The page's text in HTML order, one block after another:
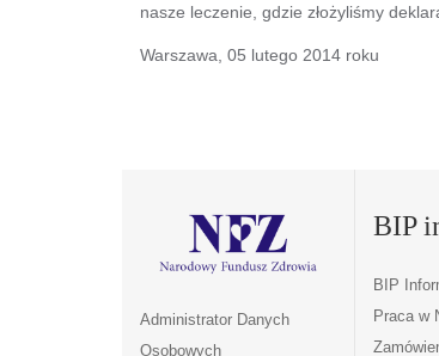
nasze leczenie, gdzie złożyliśmy
Warszawa, 05 lutego 2014 roku
Administrator Danych
Osobowych
BIP
BIP
Praca w